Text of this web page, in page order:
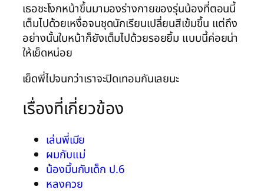
เธอชะโงกหน้าขึ้นมามองร่างกายของรุ่นน้องที่ตอนนี้
เต็มไปด้วยเหงื่อจนชุดนักเรียนเปลี่ยนสีเข้มขึ้น แต่ถึง
อย่างนั้นใบหน้าก็ยังเต็มไปด้วยรอยยิ้ม แบบนี้ค่อยน่า
ให้เย็ดหน่อย
เย็ดพี่ไปจนกว่าเราจะปิดเทอมกันเลยนะ
เรื่องที่เกี่ยวข้อง
เล่นพี่เมีย
ผมกับแม่
น้องมิ้นกับเด็ก ป.6
หลงควย